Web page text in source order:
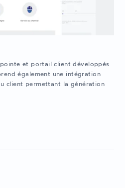
et portail client développés
également une intégration
client permettant la génération